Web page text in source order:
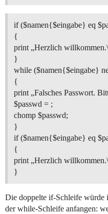
if ($namen{$eingabe} eq
{
print „Herzlich
}
while ($namen{$eingabe}
{
print „Falsches Passwort.
$passwd = ;
chomp $passwd;
}
if ($namen{$eingabe} eq
{
print „Herzlich
}
Die doppelte if-Schleife würde
der while-Schleife anfangen: